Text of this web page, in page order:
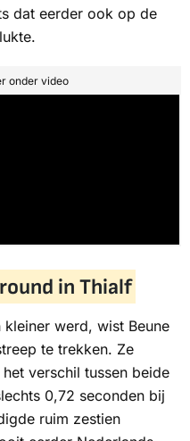
dat eerder ook op de
onder video
in Thialf
werd, wist Beune
te trekken. Ze
verschil tussen beide
0,72 seconden bij
ruim zestien